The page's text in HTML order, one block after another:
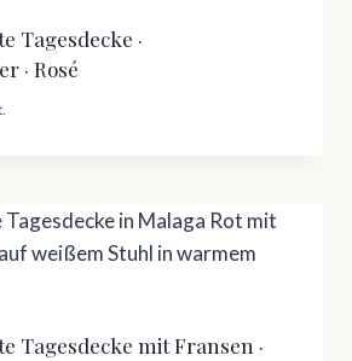
Tagesdecke ·
· Rosé
Tagesdecke mit Fransen ·